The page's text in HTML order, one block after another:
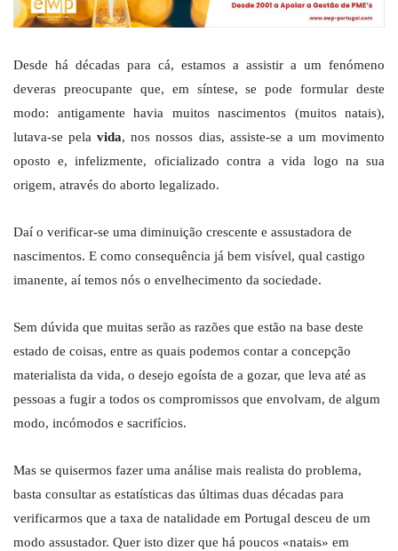
Desde há décadas para cá, estamos a assistir a um fenómeno
deveras preocupante que, em síntese, se pode formular deste
modo: antigamente havia muitos nascimentos (muitos natais),
lutava-se pelavida, nos nossos dias, assiste-se a um movimento
oposto e, infelizmente, oficializado contra a vida logo na sua
origem, através do aborto legalizado.
Daí o verificar-se uma diminuição crescente e assustadora de
nascimentos. E como consequência já bem visível, qual castigo
imanente, aí temos nós o envelhecimento da sociedade.
Sem dúvida que muitas serão as razões que estão na base deste
estado de coisas, entre as quais podemos contar a concepção
materialista da vida, o desejo egoísta de a gozar, que leva até as
pessoas a fugir a todos os compromissos que envolvam, de algum
modo, incómodos e sacrifícios.
Mas se quisermos fazer uma análise mais realista do problema,
basta consultar as estatísticas das últimas duas décadas para
verificarmos que a taxa de natalidade em Portugal desceu de um
modo assustador. Quer isto dizer que há poucos «natais» em